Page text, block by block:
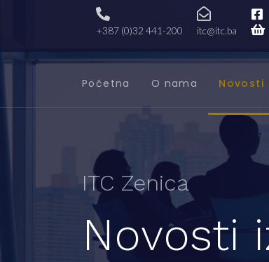
+387 (0)32 441-200 itc@itc.ba
Početna O nama Novosti
ITC Zenica
Novosti